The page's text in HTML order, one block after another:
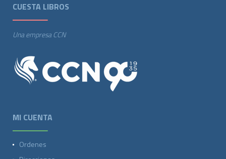
CUESTA LIBROS
Una empresa CCN
MI CUENTA
Ordenes